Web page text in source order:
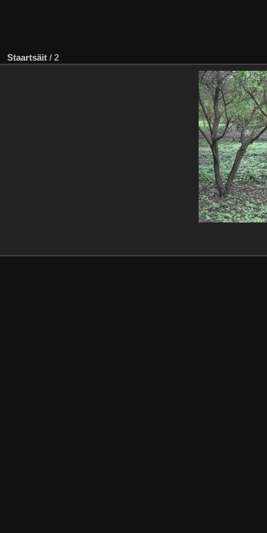
Staartsäit / 2